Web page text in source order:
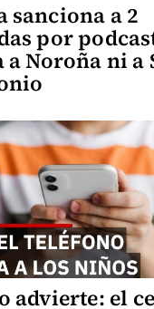
sanciona a 2
por
a Noroña ni a
advierte: el